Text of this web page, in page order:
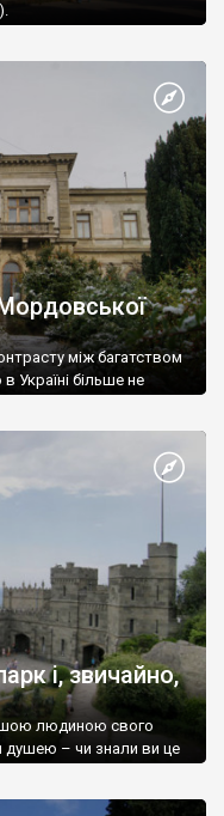
між багатством
Україні більше не
і, звичайно,
людиною свого
душею – чи знали ви це